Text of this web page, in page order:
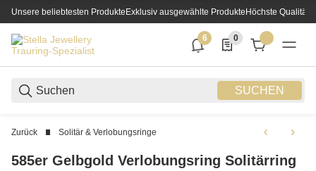
Unsere beliebtesten ProdukteExklusiv ausgewählte ProdukteHöchste Qualität
SUCHEN
6
6 neue Notifizierungen
0
0 Produkte in der
Zurück Solitär & Verlobungsringe
585er Gelbgold Verlobungsring Solitärring